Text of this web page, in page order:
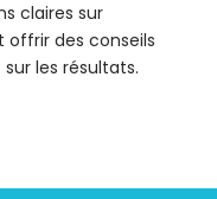
claires sur
des conseils
les résultats.